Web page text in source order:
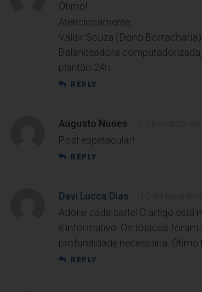
Ótimo!
Atenciosamente,
Valdir Souza (Dono Borracharia)
Balanceadora
plantão 24h
REPLY
Augusto Nunes
Post espetacular!
REPLY
Davi Lucca Dias
Adorei cada parte! O artigo está
e informativo. Os tópicos
profundidade necessária. Ótimo
REPLY